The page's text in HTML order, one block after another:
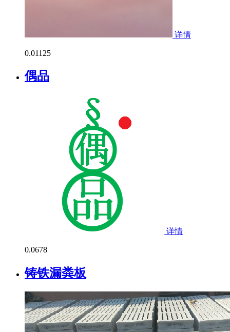
详情
0.01125
偶品
详情
0.0678
铸铁漏粪板